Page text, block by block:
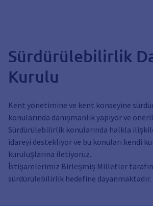
Sürdürülebilirlik
Kurulu
Kent yönetimine ve kent konseyine
konularında danışmanlık yapıyor ve
Sürdürülebilirlik konularında halkla
idareyi destekliyor ve bu konuları kendi
kuruluşlarına iletiyoruz.
İstişarelerimiz Birleşmiş Milletler
sürdürülebilirlik hedefine dayanmaktadır.